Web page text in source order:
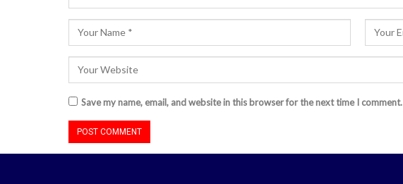
Save my name, email, and website in this browser for the next time I comment.